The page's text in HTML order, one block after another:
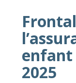
enfant
2025